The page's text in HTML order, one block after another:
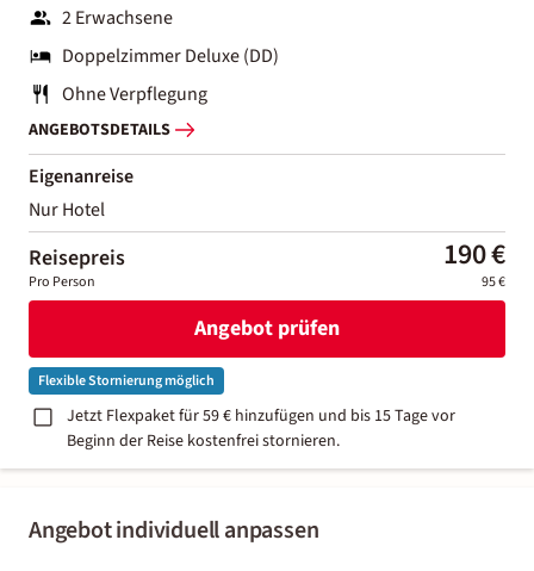
Angebot individuell anpassen
2 Erwachsene
Doppelzimmer Deluxe (DD)
Ohne Verpflegung
ANGEBOTSDETAILS
Eigenanreise
Nur Hotel
Reisepreis 190 €
Pro Person 95 €
Angebot prüfen
Flexible Stornierung möglich
Jetzt Flexpaket für 59 € hinzufügen und bis 15 Tage vor
Beginn der Reise kostenfrei stornieren.